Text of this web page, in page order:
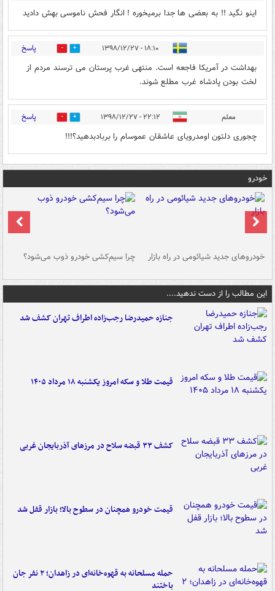
اینو نگید !! به بعضی ها جدا برمیخوره ! انگار فحش ناموسی بهش دادید
۱۸:۱۰ - ۱۳۹۸/۱۲/۲۷ 20 پاسخ
بهداشت در آمریکا فاجعه است. منتهی غرب پرستان می ترسند مردم از
لخت بودن پادشاه غرب مطلع شوند.
معلم ۲۲:۱۲ - ۱۳۹۸/۱۲/۲۷ 15 پاسخ
چجوری دلتون اومدرویای عاشقان عموسام را بربادبدهید؟!!!
خودرو
خودروهای جدید شیائومی در راه بازار چرا سیم‌کشی خودرو ذوب می‌شود؟
این مطالب را از دست ندهید....
جنازه حمیدرضا رجب‌زاده اطراف تهران کشف شد
قیمت طلا و سکه امروز یکشنبه ۱۸ مرداد ۱۴۰۵
کشف ۳۳ قبضه سلاح در مرزهای آذربایجان غربی
قیمت خودرو همچنان در سطوح بالا؛ بازار قفل شد
حمله مسلحانه به قهوه‌خانه‌ای در زاهدان؛ ۲ نفر جان
باختند